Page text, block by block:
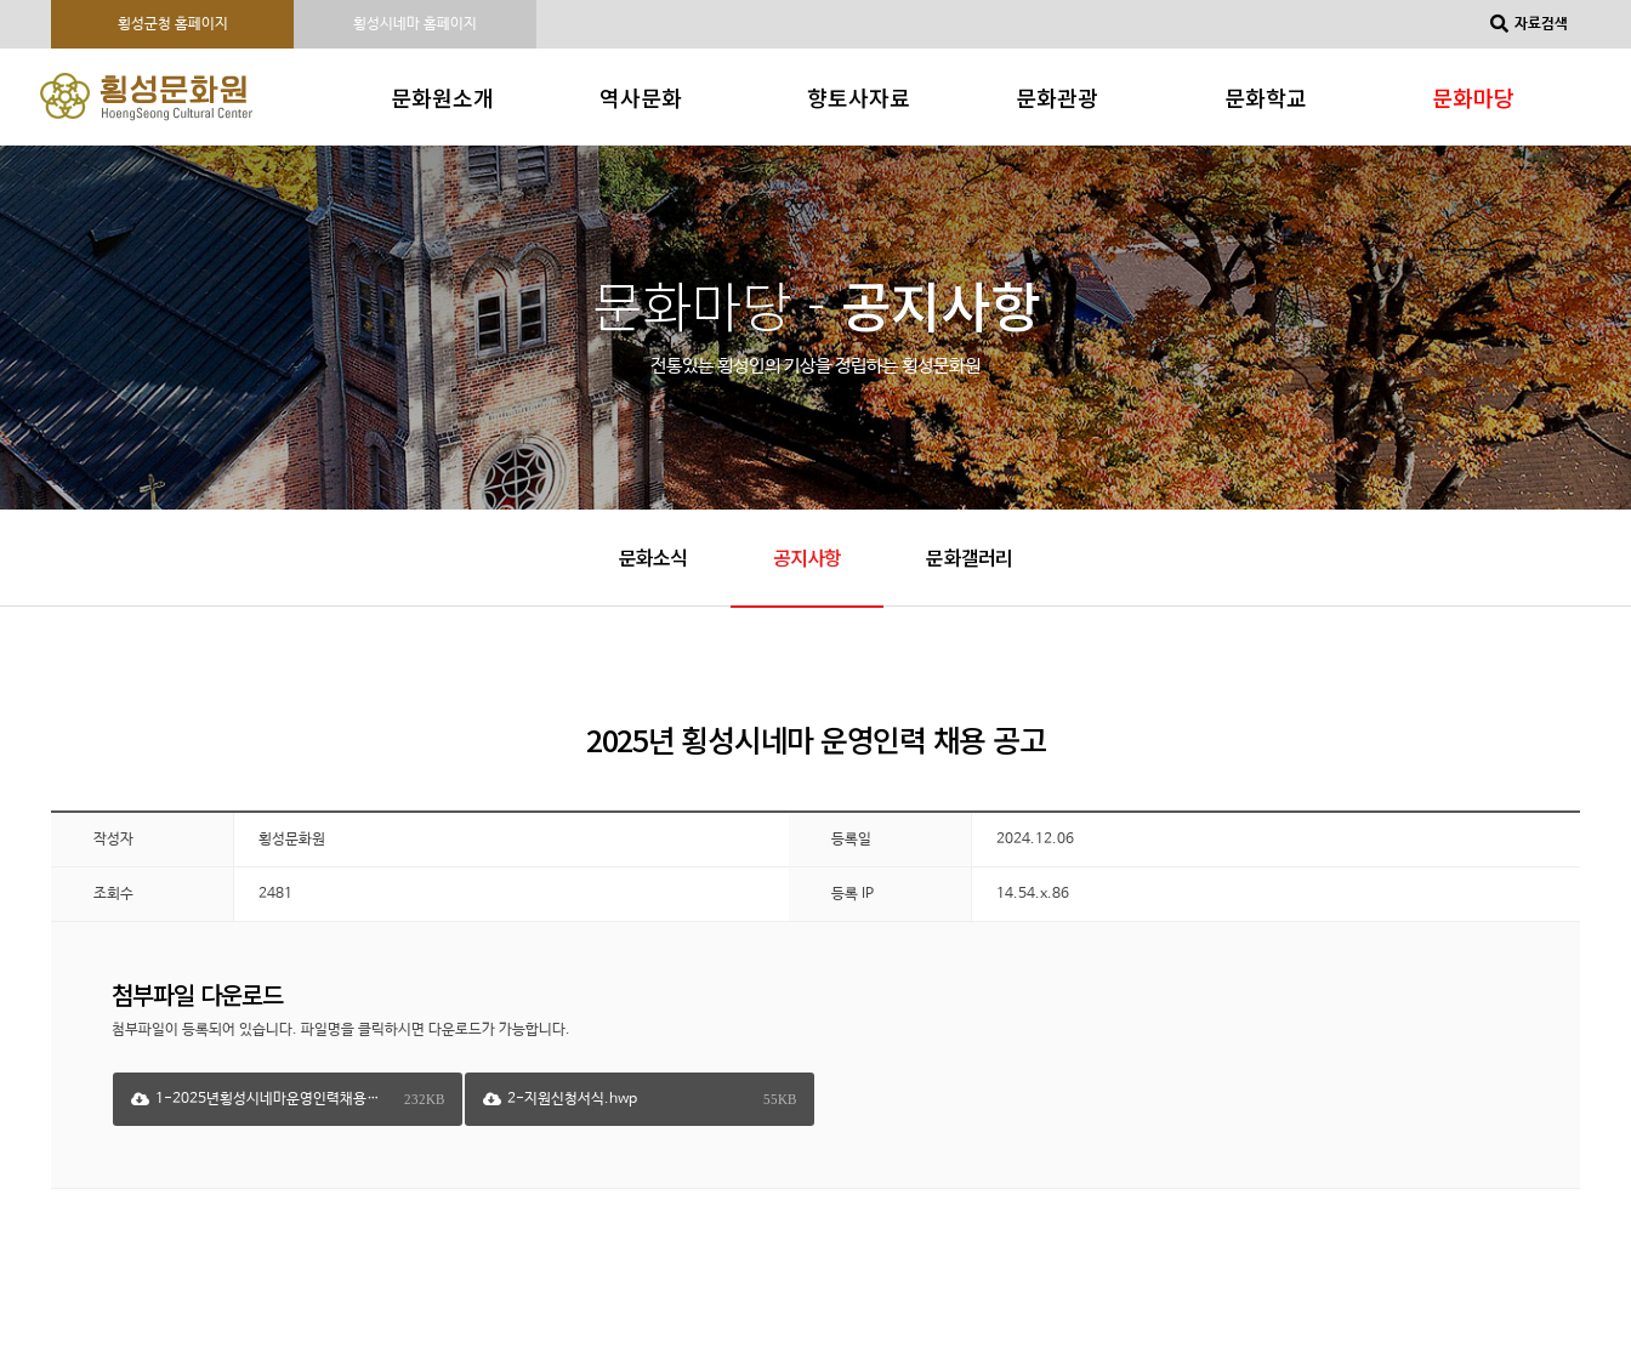
횡성군청 홈페이지 횡성시네마 홈페이지 자료검색
문화원소개 역사문화 향토사자료 문화관광 문화학교 문화마당
인사말
연혁 및 조직구성
주요사업
시설현황
오시는 길
횡성의 역사
횡성의 문화재
횡성의 인물
횡성의 지명유래
어사매
횡성문화
향토사 사료집
연구문
횡성소개
횡성축제소개
관광/레져
향토특산물
횡성군관광사이트
문화강좌
문화동아리
문화소식
공지사항
문화갤러리
문화마당 -공지사항
전통있는 횡성인의 기상을 정립하는횡성문화원
문화소식 공지사항 문화갤러리
2025년 횡성시네마 운영인력 채용 공고
작성자 횡성문화원 등록일 2024.12.06
조회수 2481 등록 IP 14.54.x.86
첨부파일 다운로드
첨부파일이 등록되어 있습니다. 파일명을 클릭하시면 다운로드가 가능합니다.
1-2025년횡성시네마운영인력채용공고.pdf 232KB 2-지원신청서식.hwp 55KB